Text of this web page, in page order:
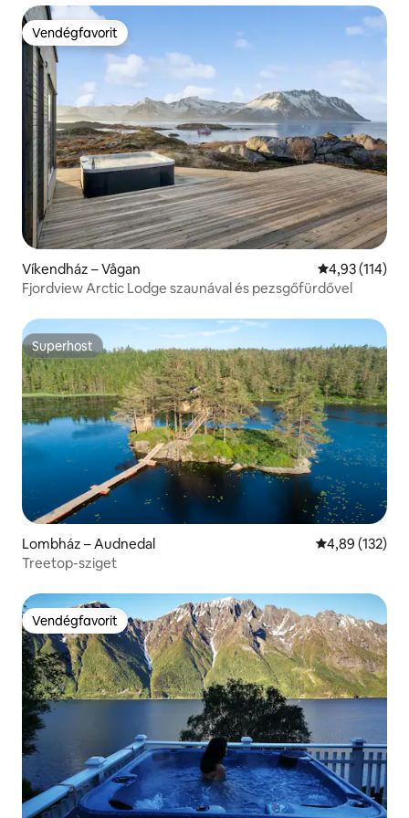
Vendégfavorit
Vendégfavorit
Víkendház – Vågan Átlagos
4,93 (114)
Fjordview Arctic Lodge szaunával és pezsgőfürdővel
Superhost
Superhost
Lombház – Audnedal Átlagos
4,89 (132)
Treetop-sziget
Vendégfavorit
Vendégfavorit